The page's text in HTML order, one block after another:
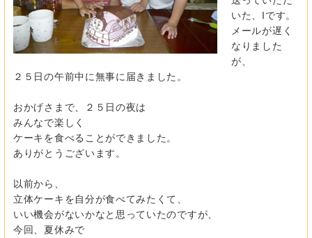
いた、Iです。
メールが遅く
なりました
が、
２５日の午前中に無事に届きました。
おかげさまで、２５日の夜は
みんなで楽しく
ケーキを食べることができました。
ありがとうございます。
以前から、
立体ケーキを自分が食べてみたくて、
いい機会がないかなと思っていたのですが、
今回、夏休みで